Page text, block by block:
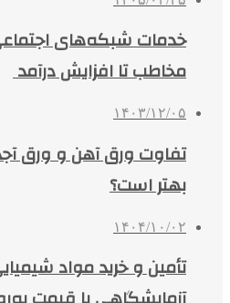
مخاطب تا افزایش درآمد
۱۴۰۳/۱۲/۰۵
تفاوت ورق آهن و ورق
بهتر است؟
۱۴۰۴/۱۰/۰۲
تأمین و خرید مواد